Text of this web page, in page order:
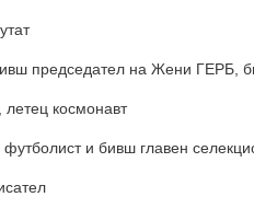
председател на Жени ГЕРБ,
космонавт
и бивш главен